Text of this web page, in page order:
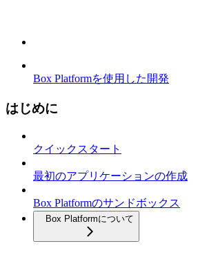
Box Platformを使用した開発
はじめに
クイックスタート
最初のアプリケーションの作成
Box Platformのサンドボックス
Box Platformについて